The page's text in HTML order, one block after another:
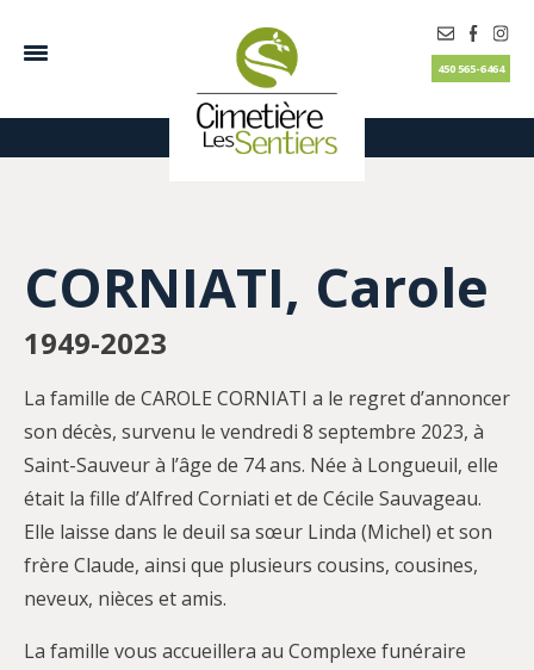
450 565-6464
CORNIATI, Carole
1949-2023
La famille de CAROLE CORNIATI a le regret d’annoncer
son décès, survenu le vendredi 8 septembre 2023, à
Saint-Sauveur à l’âge de 74 ans. Née à Longueuil, elle
était la fille d’Alfred Corniati et de Cécile Sauvageau.
Elle laisse dans le deuil sa sœur Linda (Michel) et son
frère Claude, ainsi que plusieurs cousins, cousines,
neveux, nièces et amis.
La famille vous accueillera au Complexe funéraire